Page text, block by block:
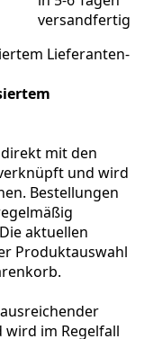
versandfertig
mit den
und wird
Bestellungen
aktuellen
Produktauswahl
im Regelfall